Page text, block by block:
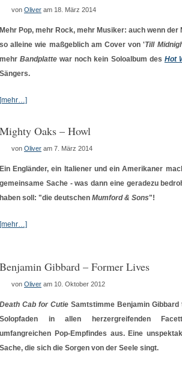
von Oliver am 18. März 2014
Mehr Pop, mehr Rock, mehr Musiker: auch wenn der
so alleine wie maßgeblich am Cover von 'Till
mehrBandplatte war noch kein Soloalbum des Hot
Sängers.
[mehr…]
Mighty Oaks – Howl
von Oliver am 7. März 2014
Ein Engländer, ein Italiener und ein Amerikaner
gemeinsame Sache - was dann eine geradezu
haben soll: "die deutschen Mumford & Sons"!
[mehr…]
Benjamin Gibbard – Former Lives
von Oliver am 10. Oktober 2012
Death Cab for Cutie Samtstimme Benjamin
Solopfaden in allen herzergreifenden
umfangreichen Pop-Empfindes aus. Eine
Sache, die sich die Sorgen von der Seele singt.